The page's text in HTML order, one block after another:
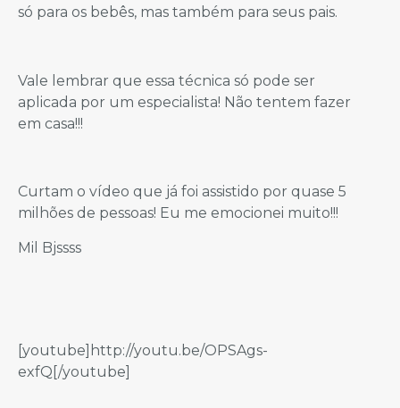
só para os bebês, mas também para seus pais.
Vale lembrar que essa técnica só pode ser
aplicada por um especialista! Não tentem fazer
em casa!!!
Curtam o vídeo que já foi assistido por quase 5
milhões de pessoas! Eu me emocionei muito!!!
Mil Bjssss
[youtube]http://youtu.be/OPSAgs-
exfQ[/youtube]